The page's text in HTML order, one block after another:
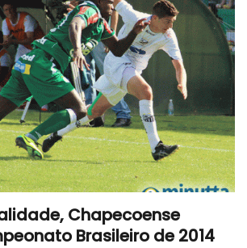
Chapecoense
Brasileiro de 2014